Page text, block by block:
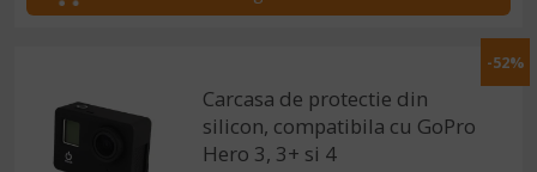
-52%
Carcasa de protectie din
silicon, compatibila cu GoPro
Hero 3, 3+ si 4